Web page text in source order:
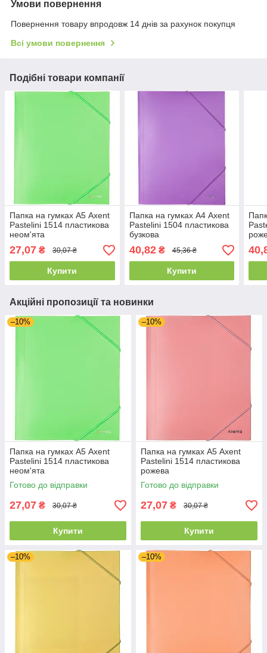
Умови повернення
Повернення товару впродовж 14 днів за рахунок покупця
Всі умови повернення
Подібні товари компанії
Папка на гумках А5 Axent
Pastelini 1514 пластикова
неом'ята
27,07 ₴ 30,07 ₴
Купити
Папка на гумках А4 Axent
Pastelini 1504 пластикова
бузкова
40,82₴ 45,36 ₴
Купити
Акційні пропозиції та новинки
–10%
Папка на гумках А5 Axent
Pastelini 1514 пластикова
неом'ята
Готово до відправки
27,07 ₴ 30,07 ₴
Купити
–10%
Папка на гумках А5 Axent
Pastelini 1514 пластикова
рожева
Готово до відправки
27,07 ₴ 30,07 ₴
Купити
–10% –10%